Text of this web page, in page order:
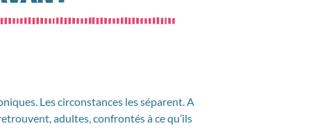
Les circonstances les séparent. A
adultes, confrontés à ce qu’ils